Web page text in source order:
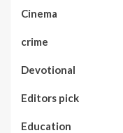
Cinema
crime
Devotional
Editors pick
Education